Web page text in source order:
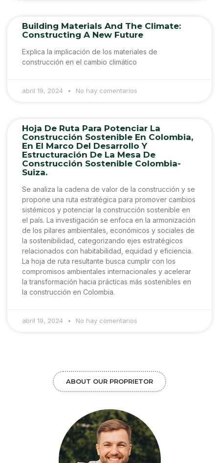
Building Materials And The Climate:
Constructing A New Future
Explica la implicación de los materiales de
construcción en el cambio climático
abril 19, 2024 No hay comentarios
Hoja De Ruta Para Potenciar La
Construcción Sostenible En Colombia,
En El Marco Del Desarrollo Y
Estructuración De La Mesa De
Construcción Sostenible Colombia-
Suiza.
Se analiza la cadena de valor de la construcción y se
propone una ruta estratégica para promover cambios
sistémicos y potenciar la construcción sostenible en
el país. La investigación se enfoca en la armonización
de los pilares ambientales, económicos y sociales de
la sostenibilidad, categorizando ejes estratégicos
relacionados con habitabilidad, equidad y eficiencia.
La hoja de ruta resultante busca cumplir con los
compromisos ambientales internacionales y acelerar
la transformación hacia prácticas más sostenibles en
la construcción en Colombia.
abril 19, 2024 No hay comentarios
ABOUT OUR PROPRIETOR